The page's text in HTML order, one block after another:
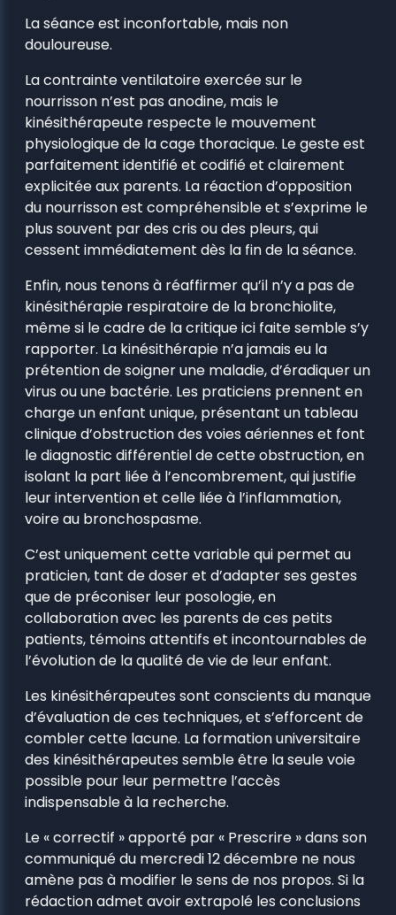
La séance est inconfortable, mais non
douloureuse.
La contrainte ventilatoire exercée sur le
nourrisson n’est pas anodine, mais le
kinésithérapeute respecte le mouvement
physiologique de la cage thoracique. Le geste est
parfaitement identifié et codifié et clairement
explicitée aux parents. La réaction d’opposition
du nourrisson est compréhensible et s’exprime le
plus souvent par des cris ou des pleurs, qui
cessent immédiatement dès la fin de la séance.
Enfin, nous tenons à réaffirmer qu’il n’y a pas de
kinésithérapie respiratoire de la bronchiolite,
même si le cadre de la critique ici faite semble s’y
rapporter. La kinésithérapie n’a jamais eu la
prétention de soigner une maladie, d’éradiquer un
virus ou une bactérie. Les praticiens prennent en
charge un enfant unique, présentant un tableau
clinique d’obstruction des voies aériennes et font
le diagnostic différentiel de cette obstruction, en
isolant la part liée à l’encombrement, qui justifie
leur intervention et celle liée à l’inflammation,
voire au bronchospasme.
C’est uniquement cette variable qui permet au
praticien, tant de doser et d’adapter ses gestes
que de préconiser leur posologie, en
collaboration avec les parents de ces petits
patients, témoins attentifs et incontournables de
l’évolution de la qualité de vie de leur enfant.
Les kinésithérapeutes sont conscients du manque
d’évaluation de ces techniques, et s’efforcent de
combler cette lacune. La formation universitaire
des kinésithérapeutes semble être la seule voie
possible pour leur permettre l’accès
indispensable à la recherche.
Le « correctif » apporté par « Prescrire » dans son
communiqué du mercredi 12 décembre ne nous
amène pas à modifier le sens de nos propos. Si la
rédaction admet avoir extrapolé les conclusions